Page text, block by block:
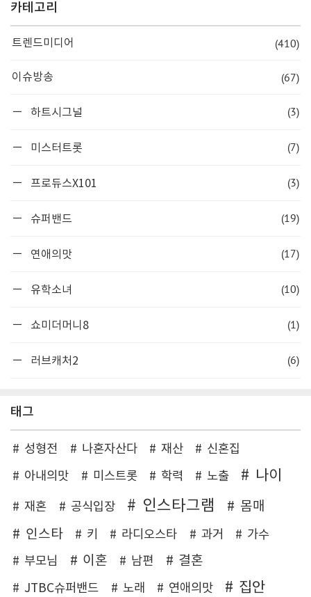
카테고리
트렌드미디어 (410)
이슈방송 (67)
하트시그널 (3)
미스터트롯 (7)
프로듀스X101 (3)
슈퍼밴드 (19)
연애의맛 (17)
유학소녀 (10)
쇼미더머니8 (1)
러브캐처2 (6)
태그
성형전 나혼자산다 재산
신혼집
아내의맛
미스트롯 학력 노출 나이
재혼 공식입장 인스타그램
몸매
인스타
키 라디오스타 과거
가수
부모님
이혼 남편 결혼
JTBC슈퍼밴드 노래 연애의맛 집안